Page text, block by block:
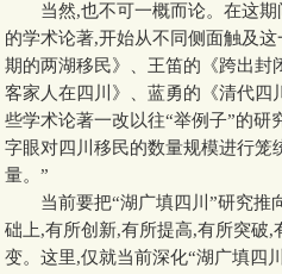
当然,也不可一概而论。在这期
的学术论著,开始从不同侧面触及
期的两湖移民》、王笛的《跨出
客家人在四川》、蓝勇的《清代四
些学术论著一改以往“举例子”的研
字眼对四川移民的数量规模进行笼
量。”
当前要把“湖广填四川”研究推
础上,有所创新,有所提高,有所突破
变。这里,仅就当前深化“湖广填四